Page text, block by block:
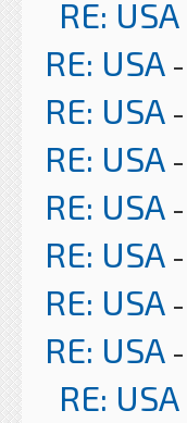
RE: USA
RE: USA -
RE: USA -
RE: USA -
RE: USA -
RE: USA -
RE: USA -
RE: USA -
RE: USA